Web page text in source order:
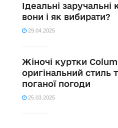
Ідеальні заручальні
вони і як вибирати?
29.04.2025
Жіночі куртки
оригінальний стиль
поганої погоди
25.03.2025